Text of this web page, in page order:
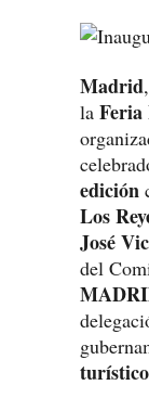
Madrid
la Feria
edición
Los
José
del
turístico